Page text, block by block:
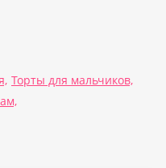
Торты для мальчиков,